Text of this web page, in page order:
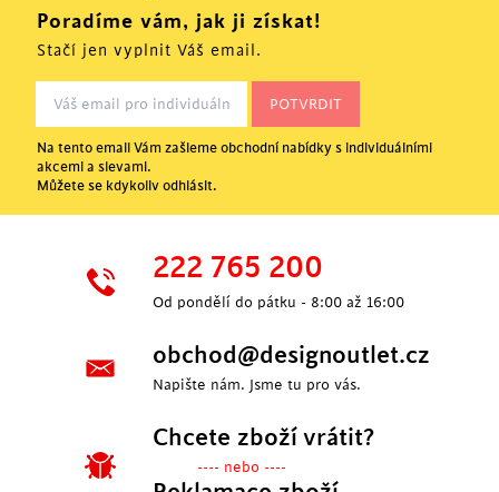
Poradíme vám, jak ji získat!
Stačí jen vyplnit Váš email.
Na tento email Vám zašleme obchodní nabídky s individuálními
akcemi a slevami.
Můžete se kdykoliv odhlásit.
222 765 200
Od pondělí do pátku - 8:00 až 16:00
obchod@designoutlet.cz
Napište nám. Jsme tu pro vás.
Chcete zboží vrátit?
---- nebo ----